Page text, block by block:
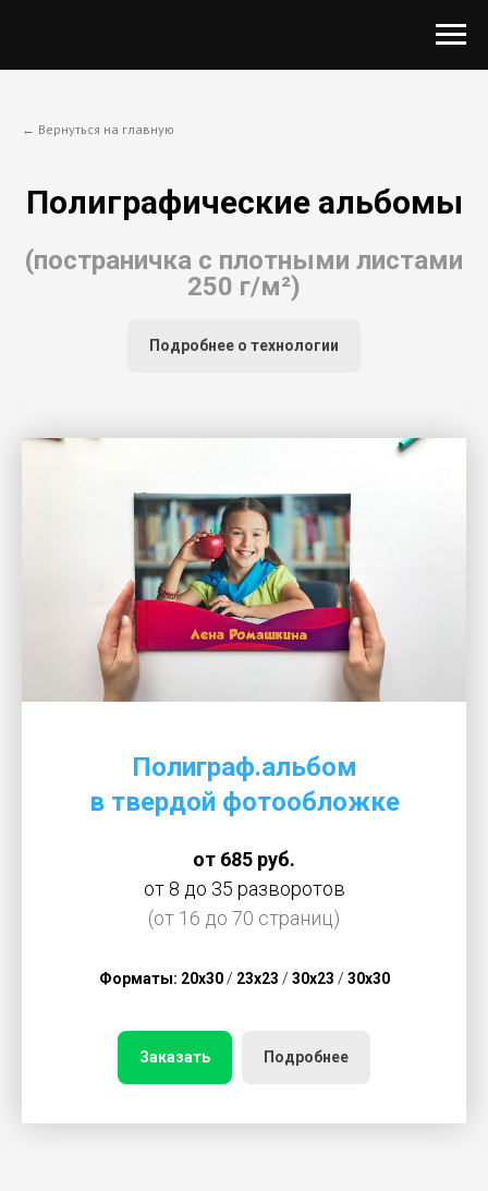
← Вернуться на главную
Полиграфические альбомы
(постраничка с плотными листами
250 г/м²)
Подробнее о технологии
Полиграф.альбом
в твердой фотообложке
от 685 руб.
от 8 до 35 разворотов
(от 16 до 70 страниц)
Форматы: 20х30 / 23х23 / 30х23 / 30х30
Заказать Подробнее